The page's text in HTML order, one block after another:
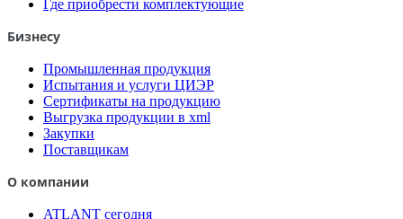
Где приобрести комплектующие
Бизнесу
Промышленная продукция
Испытания и услуги ЦИЭР
Сертификаты на продукцию
Выгрузка продукции в xml
Закупки
Поставщикам
О компании
ATLANT сегодня